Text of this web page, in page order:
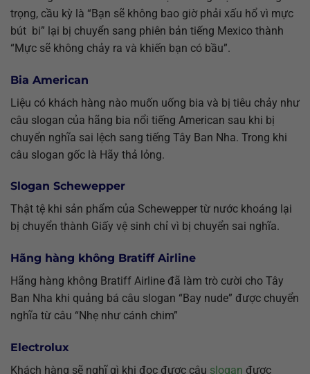
trọng, cầu kỳ là “Bạn sẽ không bao giờ phải xấu hổ vì mực
bút bi” lại bị chuyển sang phiên bản tiếng Mexico thành
“Mực sẽ không chảy ra và khiến bạn có bầu”.
Bia American
Liệu có khách hàng nào muốn uống bia và bị tiêu chảy như
câu slogan của hãng bia nổi tiếng American sau khi bị
chuyển nghĩa sai lệch sang tiếng Tây Ban Nha. Trong khi
câu slogan gốc là Hãy thả lỏng.
Slogan Schewepper
Thật tệ khi sản phẩm của Schewepper từ nước khoáng lại
bị chuyển thành Giấy vệ sinh chỉ vì bị chuyển sai nghĩa.
Hãng hàng không Bratiff Airline
Hãng hàng không Bratiff Airline đã làm trò cười cho Tây
Ban Nha khi quảng bá câu slogan “Bay nude” được chuyển
nghĩa từ câu “Nhẹ như cánh chim”
Electrolux
Khách hàng sẽ nghĩ gì khi đọc được câu slogan được